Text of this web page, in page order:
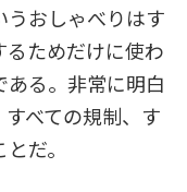
うおしゃべりはす
るためだけに使わ
ある。非常に明白
べての規制、す
だ。